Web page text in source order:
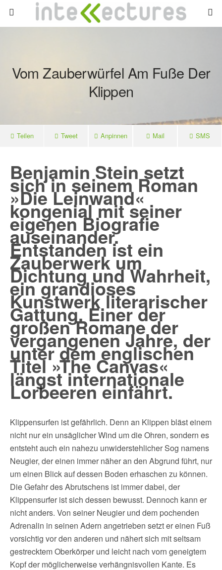
Vom Zauberwürfel Am Fuße Der
Klippen
Teilen Tweet Anpinnen Mail SMS
Benjamin Stein setzt
sich in seinem Roman
»Die Leinwand«
kongenial mit seiner
eigenen Biografie
auseinander.
Entstanden ist ein
Zauberwerk um
Dichtung und Wahrheit,
ein grandioses
Kunstwerk literarischer
Gattung. Einer der
großen Romane der
vergangenen Jahre, der
unter dem englischen
Titel»The Canvas«
längst internationale
Lorbeeren einfährt.
Klippensurfen ist gefährlich. Denn an Klippen bläst einem
nicht nur ein unsäglicher Wind um die Ohren, sondern es
entsteht auch ein nahezu unwiderstehlicher Sog namens
Neugier, der einen immer näher an den Abgrund führt, nur
um einen Blick auf dessen Boden erhaschen zu können.
Die Gefahr des Abrutschens ist immer dabei, der
Klippensurfer ist sich dessen bewusst. Dennoch kann er
nicht anders. Von seiner Neugier und dem pochenden
Adrenalin in seinen Adern angetrieben setzt er einen Fuß
vorsichtig vor den anderen und nähert sich mit seltsam
gestrecktem Oberkörper und leicht nach vorn geneigtem
Kopf der möglicherweise verhängnisvollen Kante. Es